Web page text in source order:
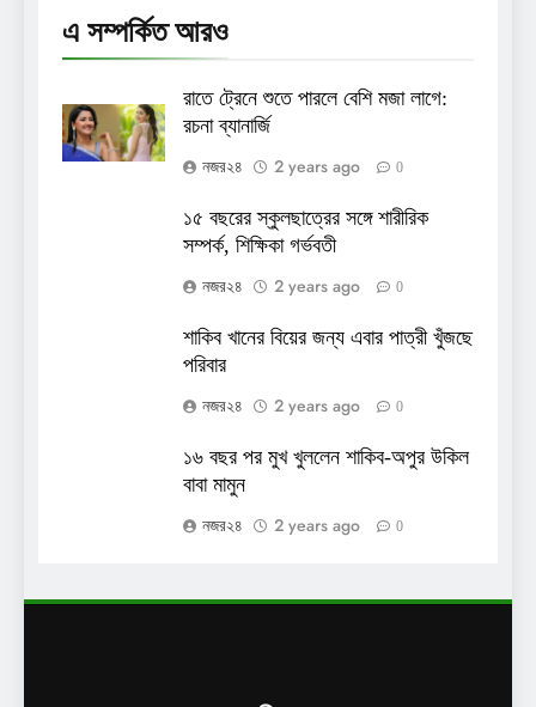
এ সম্পর্কিত আরও
রাতে ট্রেনে শুতে পারলে বেশি মজা লাগে:
রচনা ব্যানার্জি
নজর২৪ 2 years ago 0
১৫ বছরের স্কুলছাত্রের সঙ্গে শারীরিক
সম্পর্ক, শিক্ষিকা গর্ভবতী
নজর২৪ 2 years ago 0
শাকিব খানের বিয়ের জন্য এবার পাত্রী খুঁজছে
পরিবার
নজর২৪ 2 years ago 0
১৬ বছর পর মুখ খুললেন শাকিব-অপুর উকিল
বাবা মামুন
নজর২৪ 2 years ago 0